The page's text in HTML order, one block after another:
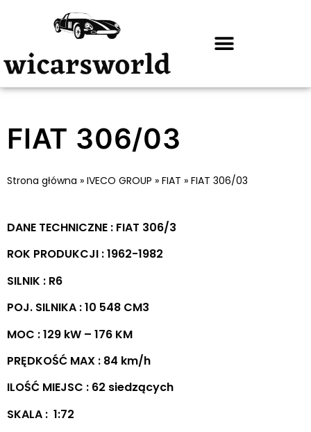
FIAT 306/03
Strona główna » IVECO GROUP » FIAT » FIAT 306/03
DANE TECHNICZNE : FIAT 306/3
ROK PRODUKCJI : 1962-1982
SILNIK : R6
POJ. SILNIKA : 10 548 CM3
MOC : 129 kW – 176 KM
PRĘDKOŚĆ MAX : 84 km/h
ILOŚĆ MIEJSC : 62 siedzących
SKALA : 1:72